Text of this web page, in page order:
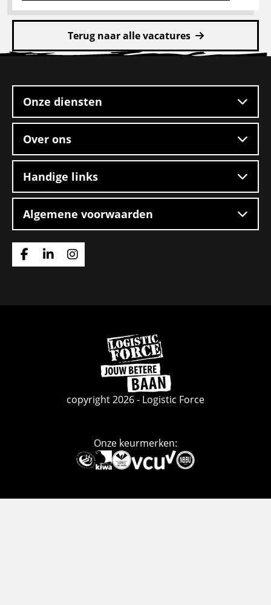
Lees
meer
Rangeerder
Boxtel
Terug naar alle vacatures
footer
Onze diensten
Over ons
Handige links
Algemene voorwaarden
Ga
Ga
Ga
Ga
naar
de
homepage
copyright 2026 - Logistic Force
Onze keurmerken:
Deze
link
naar